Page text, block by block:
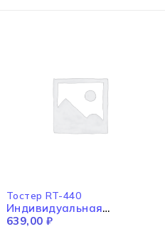
Тостер RT-440
Индивидуальная
упаковка RED RT-440
639,00 ₽